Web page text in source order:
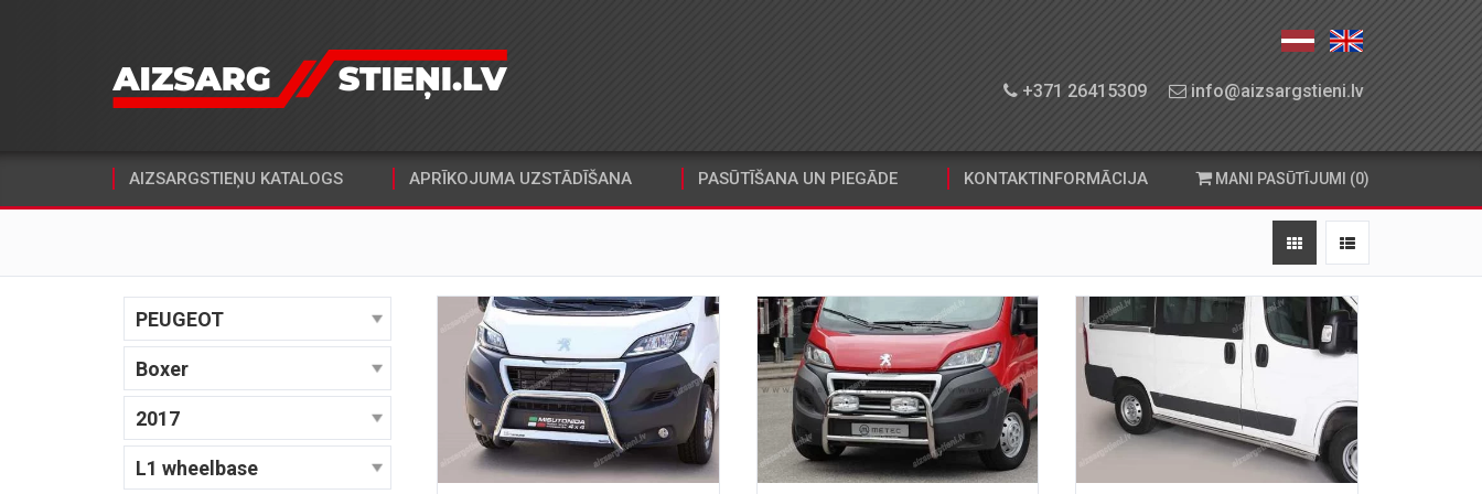
+371 26415309 info@aizsargstieni.lv
AIZSARGSTIEŅU KATALOGS APRĪKOJUMA UZSTĀDĪŠANA PASŪTĪŠANA UN PIEGĀDE KONTAKTINFORMĀCIJA MANI PASŪTĪJUMI (0)